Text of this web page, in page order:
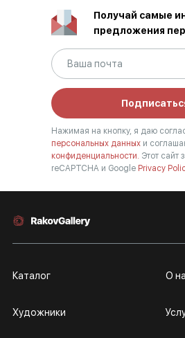
Получай самые
предложения
Нажимая на кнопку, я даю
персональных данных и
конфиденциальности. Этот сайт
reCAPTCHA и Google Privacy
Каталог
Художники
О